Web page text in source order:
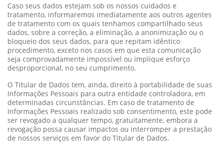
Caso seus dados estejam sob os nossos cuidados e
tratamento, informaremos imediatamente aos outros agentes
de tratamento com os quais tenhamos compartilhado seus
dados, sobre a correção, a eliminação, a anonimização ou o
bloqueio dos seus dados, para que repitam idêntico
procedimento, exceto nos casos em que esta comunicação
seja comprovadamente impossível ou implique esforço
desproporcional, no seu cumprimento.
O Titular de Dados tem, ainda, direito à portabilidade de suas
Informações Pessoais para outra entidade controladora, em
determinadas circunstâncias. Em caso de tratamento de
Informações Pessoais realizado sob consentimento, este pode
ser revogado a qualquer tempo, gratuitamente, embora a
revogação possa causar impactos ou interromper a prestação
de nossos serviços em favor do Titular de Dados.